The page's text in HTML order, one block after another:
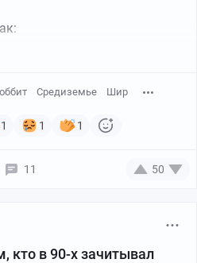
Средиземье Шир
1 1 1
11 50
кто в 90-х зачитывал